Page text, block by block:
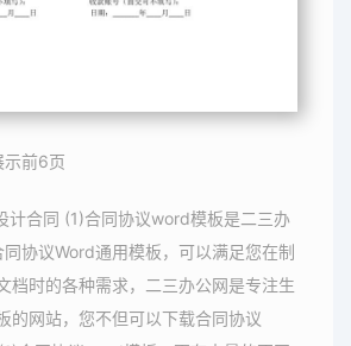
示前6页
计合同 (1)合同协议word模板是二三办
协议Word通用模板，可以满足您在制
档时的各种需求，二三办公网是专注生
的网站，您不但可以下载合同协议